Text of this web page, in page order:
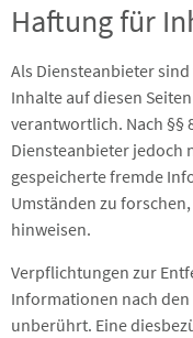
Haftung für
Als Diensteanbieter sind
Inhalte auf diesen
verantwortlich. Nach §§
Diensteanbieter
gespeicherte fremde
Umständen zu
hinweisen.
Verpflichtungen zur
Informationen nach
unberührt. Eine